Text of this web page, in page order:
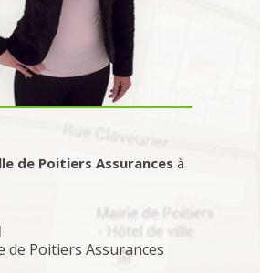
de Poitiers Assurances à
de Poitiers Assurances